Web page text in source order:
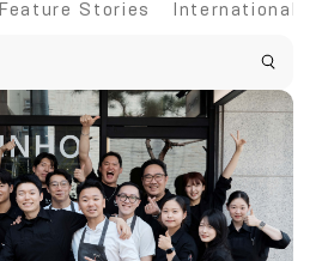
Feature Stories International